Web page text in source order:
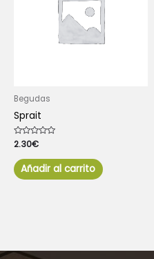
Begudas
Sprait
Valorado
con
de
5
2.30€
Añadir al carrito